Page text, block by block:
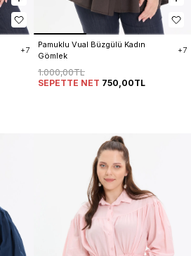
+7
Pamuklu Vual Büzgülü Kadın
Gömlek
+7
1.000,00TL
SEPETTE NET 750,00TL